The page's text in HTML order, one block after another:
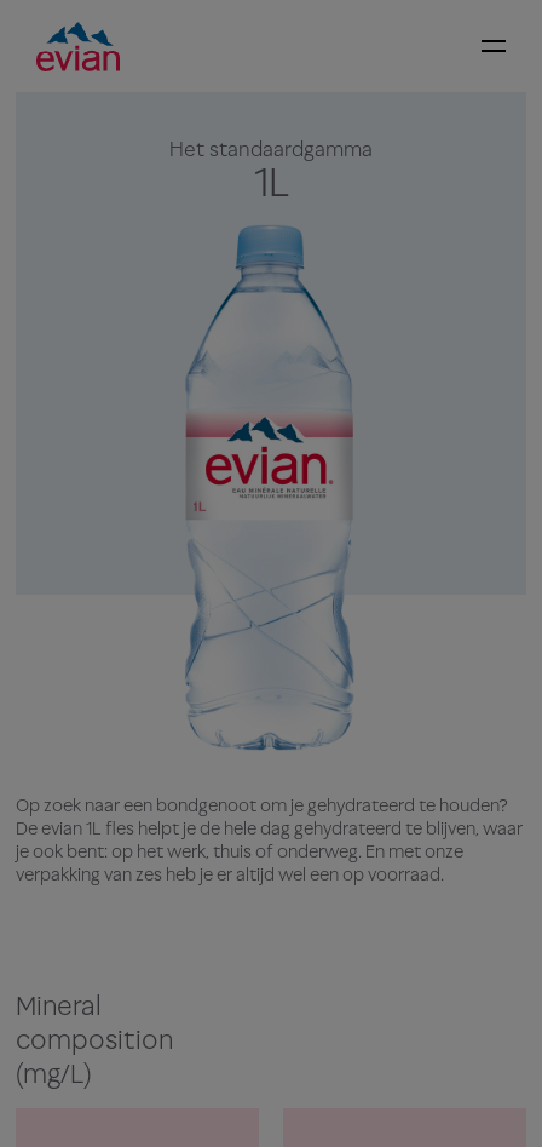
Het standaardgamma
1L
Op zoek naar een bondgenoot om je gehydrateerd te houden?
De evian 1L fles helpt je de hele dag gehydrateerd te blijven, waar
je ook bent: op het werk, thuis of onderweg. En met onze
verpakking van zes heb je er altijd wel een op voorraad.
Mineral
composition
(mg/L)